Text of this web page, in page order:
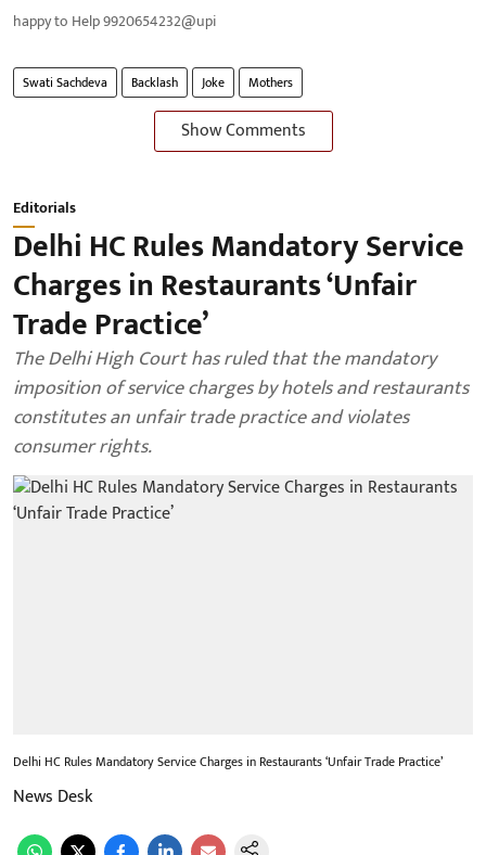
happy to Help 9920654232@upi
Swati Sachdeva Backlash Joke Mothers
Show Comments
Editorials
Delhi HC Rules Mandatory Service
Charges in Restaurants ‘Unfair
Trade Practice’
The Delhi High Court has ruled that the mandatory
imposition of service charges by hotels and restaurants
constitutes an unfair trade practice and violates
consumer rights.
Delhi HC Rules Mandatory Service Charges in Restaurants ‘Unfair Trade Practice’
News Desk